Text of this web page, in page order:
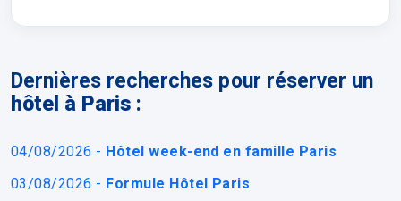
Dernières recherches pour réserver un
hôtel à Paris :
04/08/2026 - Hôtel week-end en famille Paris
03/08/2026 - Formule Hôtel Paris